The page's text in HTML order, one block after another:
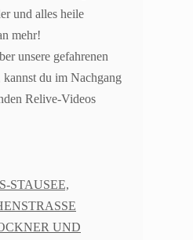
und alles heile
mehr!
unsere gefahrenen
du im Nachgang
Relive-Videos
STAUSEE,
UND